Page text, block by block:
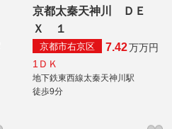
京都太秦天神川 ＤＥ
Ｘ １
京都市右京区 7.42万万円
1ＤＫ
地下鉄東西線太秦天神川駅
徒歩9分